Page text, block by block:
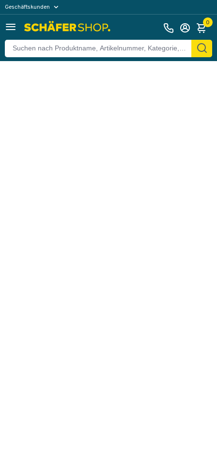
Geschäftskunden
0
Zurück